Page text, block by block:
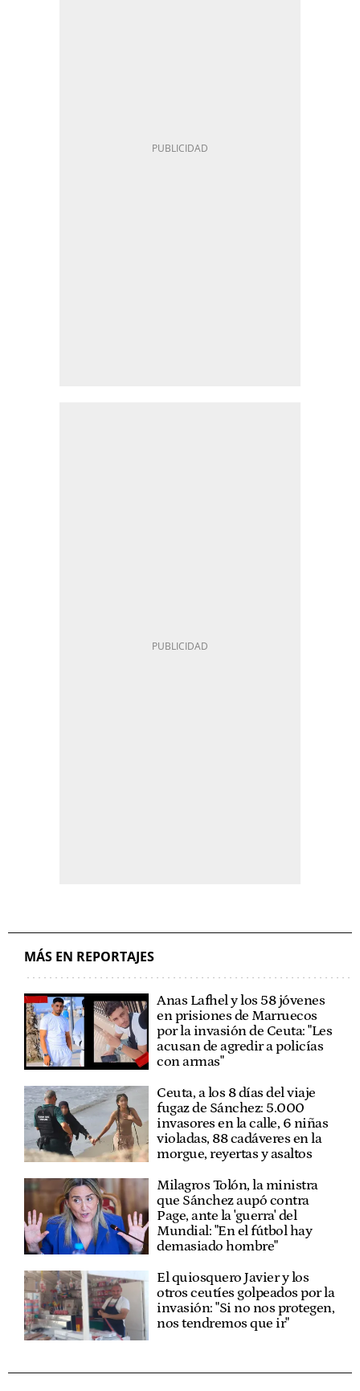
MÁS EN REPORTAJES
Anas Lafhel y los 58 jóvenes
en prisiones de Marruecos
por la invasión de Ceuta: "Les
acusan de agredir a policías
con armas"
Ceuta, a los 8 días del viaje
fugaz de Sánchez: 5.000
invasores en la calle, 6 niñas
violadas, 88 cadáveres en la
morgue, reyertas y asaltos
Milagros Tolón, la ministra
que Sánchez aupó contra
Page, ante la 'guerra' del
Mundial: "En el fútbol hay
demasiado hombre"
El quiosquero Javier y los
otros ceutíes golpeados por la
invasión: "Si no nos protegen,
nos tendremos que ir"